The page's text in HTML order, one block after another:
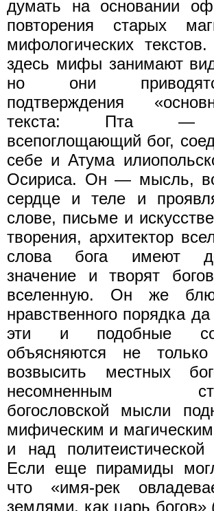
думать на основании
повторения старых
мифологических
здесь мифы занимают
но они
подтверждения
текста: Пта —
всепоглощающий бог,
себе и Атума
Осириса. Он — мысль,
сердце и теле и
слове, письме и
творения, архитектор
слова бога имеют
значение и творят
вселенную. Он же
нравственного порядка
эти и подобные
объясняются не
возвысить местных
несомненным
богословской мысли
мифическим и
и над политеистической
Если еще пирамиды
что «имя-рек
землями, как царь богов»